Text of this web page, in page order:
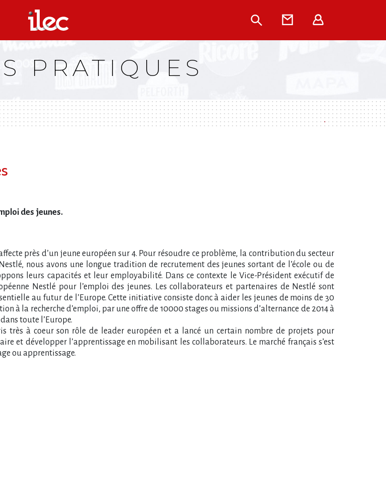
Rechercher
Contact
PRATIQUES
des jeunes.
près d’un jeune européen sur 4. Pour résoudre ce problème, la contribution du secteur
nous avons une longue tradition de recrutement des jeunes sortant de l’école ou de
leurs capacités et leur employabilité. Dans ce contexte le Vice-Président exécutif de
Nestlé pour l’emploi des jeunes. Les collaborateurs et partenaires de Nestlé sont
au futur de l’Europe. Cette initiative consiste donc à aider les jeunes de moins de 30
la recherche d’emploi, par une offre de 10000 stages ou missions d’alternance de 2014 à
toute l’Europe.
très à coeur son rôle de leader européen et a lancé un certain nombre de projets pour
et développer l’apprentissage en mobilisant les collaborateurs. Le marché français s’est
ou apprentissage.